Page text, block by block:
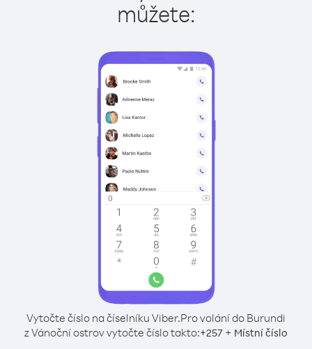
můžete:
Vytočte číslo na číselníku Viber.Pro volání do Burundi
z Vánoční ostrov vytočte číslo takto:+257 + Místní číslo